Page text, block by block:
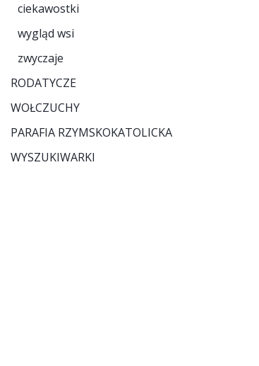
ciekawostki
wygląd wsi
zwyczaje
RODATYCZE
WOŁCZUCHY
PARAFIA RZYMSKOKATOLICKA
WYSZUKIWARKI